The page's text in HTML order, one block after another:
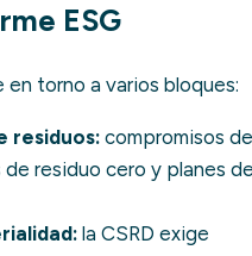
ESG
torno a varios bloques:
residuos: compromisos de
de residuo cero y planes
: la CSRD exige